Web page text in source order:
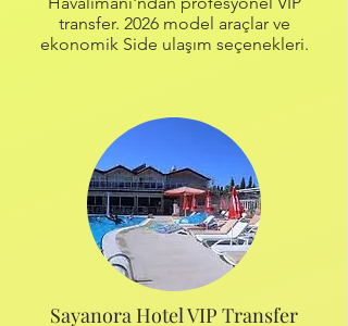
transfer. 2026 model araçlar ve
ekonomik Side ulaşım seçenekleri.
Sayanora Hotel VIP Transfer